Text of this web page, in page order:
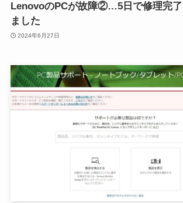
LenovoのPCが故障②…5日で修理完了
ました
2024年6月27日